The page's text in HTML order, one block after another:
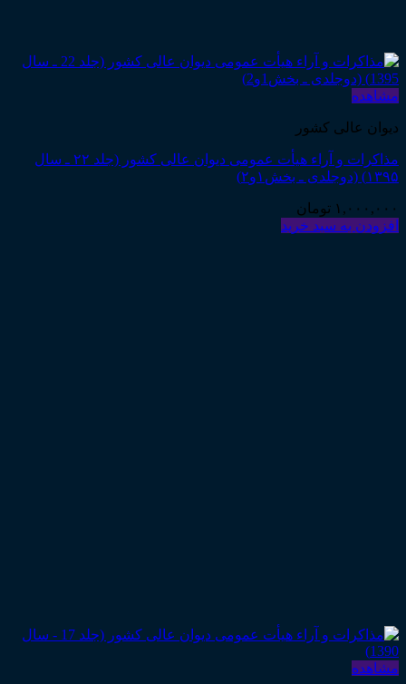
مشاهده
دیوان عالی کشور
مذاکرات و آراء هیأت عمومی دیوان عالی کشور (جلد ۲۲ ـ سال
۱۳۹۵) (دوجلدی ـ بخش۱و۲)
۱,۰۰۰,۰۰۰ تومان
افزودن به سبد خرید
مشاهده